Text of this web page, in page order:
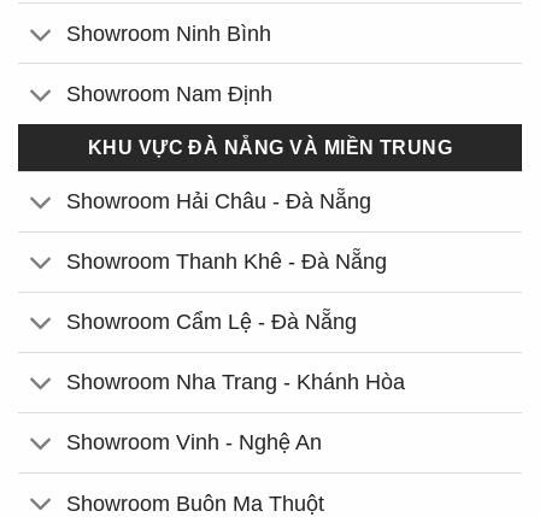
Showroom Ninh Bình
Showroom Nam Định
KHU VỰC ĐÀ NẴNG VÀ MIỀN TRUNG
Showroom Hải Châu - Đà Nẵng
Showroom Thanh Khê - Đà Nẵng
Showroom Cẩm Lệ - Đà Nẵng
Showroom Nha Trang - Khánh Hòa
Showroom Vinh - Nghệ An
Showroom Buôn Ma Thuột